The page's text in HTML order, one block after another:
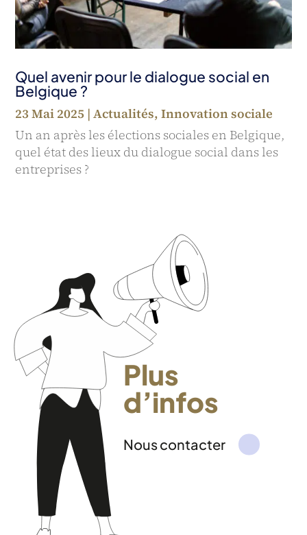
Quel avenir pour le dialogue social en
Belgique ?
23 Mai 2025 |Actualités,Innovation sociale
Un an après les élections sociales en Belgique,
quel état des lieux du dialogue social dans les
entreprises ?
Plus
d’infos
Nous contacter